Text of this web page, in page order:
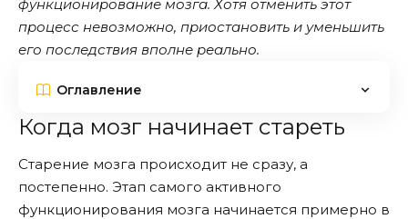
функционирование мозга. Хотя отменить этот
процесс невозможно, приостановить и уменьшить
его последствия вполне реально.
Оглавление
Когда мозг начинает стареть
Старение мозга происходит не сразу, а
постепенно. Этап самого активного
функционирования мозга начинается примерно в